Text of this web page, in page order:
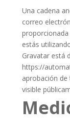
Una cadena
correo
estás
Gravatar está
https://
aprobación
visible